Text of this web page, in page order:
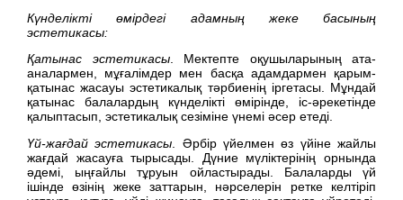
Күнделікті өмірдегі адамның жеке басының
эстетикасы:
Қатынас эстетикасы. Мектепте оқушыларының ата-
аналармен, мұғалімдер мен басқа адамдармен қарым-
қатынас жасауы эстетикалық тәрбиенің іргетасы. Мұндай
қатынас балалардың күнделікті өмірінде, іс-әрекетінде
қалыптасып, эстетикалық сезіміне үнемі әсер етеді.
Үй-жағдай эстетикасы . Әрбір үйелмен өз үйіне жайлы
жағдай жасауға тырысады. Дүние мүліктерінің орнында
әдемі, ыңғайлы тұруын ойластырады. Балаларды үй
ішінде өзінің жеке заттарын, нәрселерін ретке келтіріп